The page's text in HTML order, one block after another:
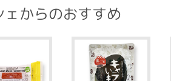
ェからのおすすめ